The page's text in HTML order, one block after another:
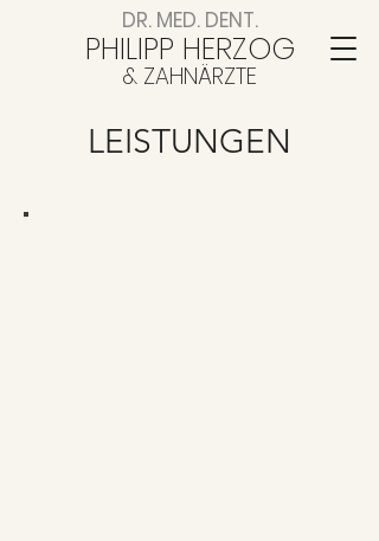
PHILIPP HERZOG
DR. MED. DENT.
& ZAHNÄRZTE
LEISTUNGEN